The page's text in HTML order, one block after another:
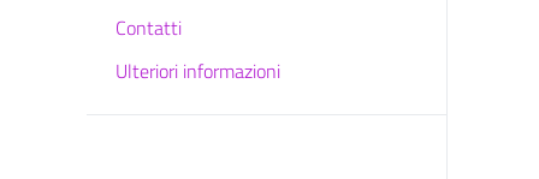
Contatti
Ulteriori informazioni